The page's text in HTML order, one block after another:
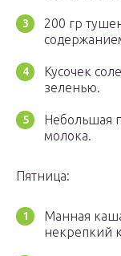
200 гр
Кусочек
зеленью.
Небольшая
молока.
Пятница:
Манная
некрепкий